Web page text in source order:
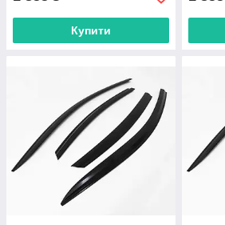
Купити